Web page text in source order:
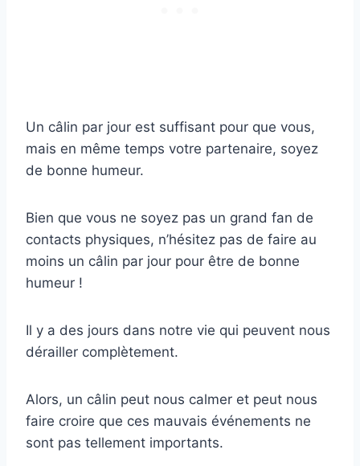
Un câlin par jour est suffisant pour que vous,
mais en même temps votre partenaire, soyez
de bonne humeur.
Bien que vous ne soyez pas un grand fan de
contacts physiques, n’hésitez pas de faire au
moins un câlin par jour pour être de bonne
humeur !
Il y a des jours dans notre vie qui peuvent nous
dérailler complètement.
Alors, un câlin peut nous calmer et peut nous
faire croire que ces mauvais événements ne
sont pas tellement importants.